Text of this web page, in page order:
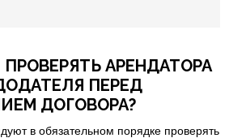
АРЕНДАТОРА
ПЕРЕД
ДОГОВОРА?
в обязательном порядке проверять